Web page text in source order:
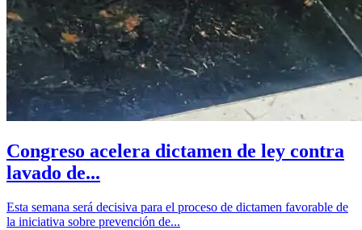
Congreso acelera dictamen de ley contra
lavado de...
Esta semana será decisiva para el proceso de dictamen favorable de
la iniciativa sobre prevención de...